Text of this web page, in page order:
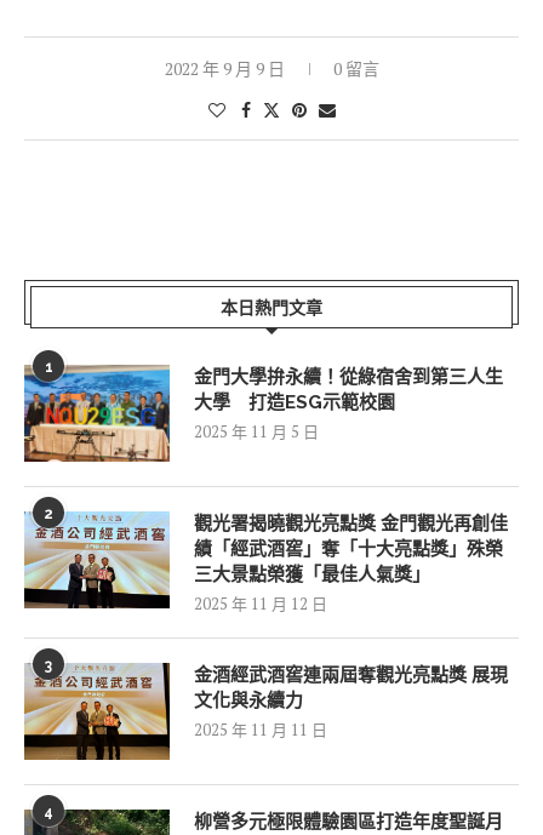
2022 年 9 月 9 日 0 留言
本日熱門文章
1
金門大學拚永續！從綠宿舍到第三人生
大學 打造ESG示範校園
2025 年 11 月 5 日
2
觀光署揭曉觀光亮點獎 金門觀光再創佳
績「經武酒窖」奪「十大亮點獎」殊榮
三大景點榮獲「最佳人氣獎」
2025 年 11 月 12 日
3
金酒經武酒窖連兩屆奪觀光亮點獎 展現
文化與永續力
2025 年 11 月 11 日
4
柳營多元極限體驗園區打造年度聖誕月